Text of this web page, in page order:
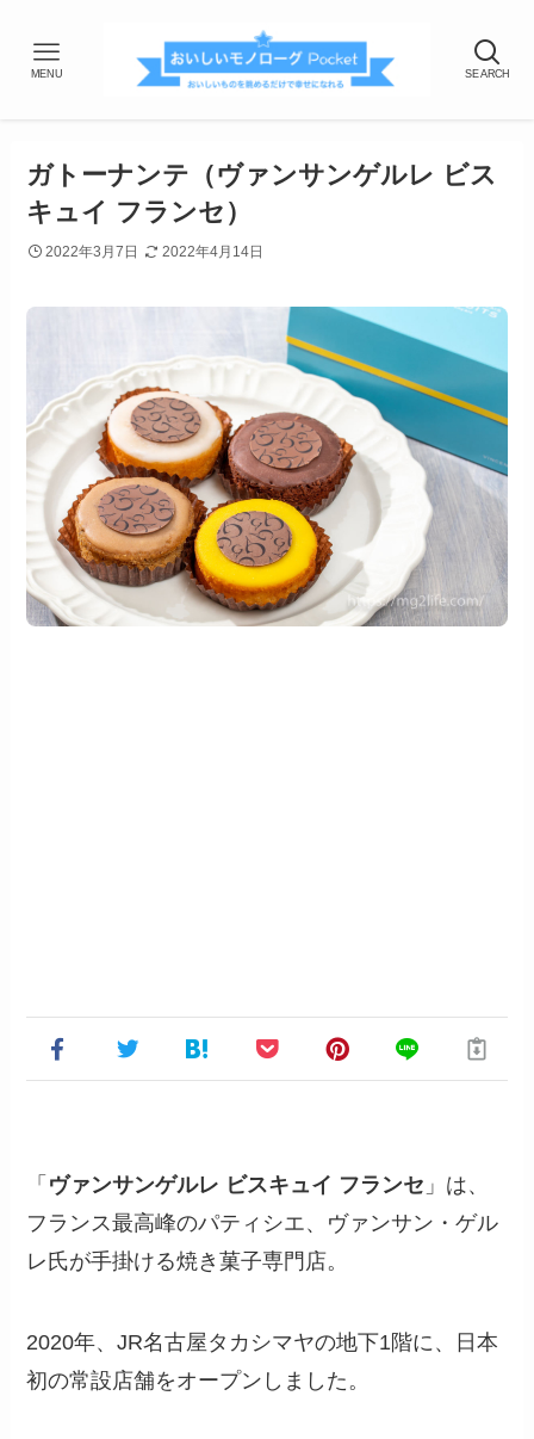
SEARCH
MENU
ガトーナンテ（ヴァンサンゲルレ ビス
キュイ フランセ）
2022年3月7日 2022年4月14日
「 ヴァンサンゲルレ ビスキュイ フランセ 」は、
フランス最高峰のパティシエ、ヴァンサン・ゲル
レ氏が手掛ける焼き菓子専門店。
2020年、JR名古屋タカシマヤの地下1階に、日本
初の常設店舗をオープンしました。